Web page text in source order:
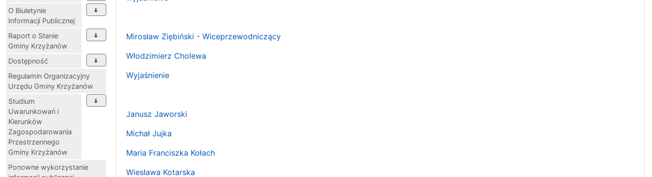
O Biuletynie
Informacji Publicznej
Raport o Stanie
Gminy Krzyżanów
Dostępność
Regulamin Organizacyjny
Urzędu Gminy Krzyżanów
Studium
Uwarunkowań i
Kierunków
Zagospodarowania
Przestrzennego
Gminy Krzyżanów
Ponowne wykorzystanie
Mirosław Ziębiński - Wiceprzewodniczący
Włodzimierz Cholewa
Wyjaśnienie
Janusz Jaworski
Michał Jujka
Maria Franciszka Kołach
Wiesława Kotarska